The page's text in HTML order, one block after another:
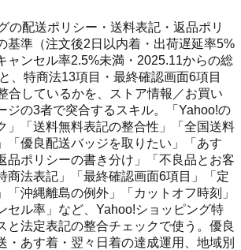
の配送ポリシー・送料表記・返品ポリ
基準（注文後2日以内着・出荷遅延率5%
ャンセル率2.5%未満・2025.11からの総
、特商法13項目・最終確認画面6項目
合しているかを、ストア情報／お買い
ジの3者で突合するスキル。「Yahoo!の
」「送料無料表記の整合性」「全国送料
「優良配送バッジを取りたい」「あす
品ポリシーの書き分け」「不良品とお客
商法表記」「最終確認画面6項目」「定
「沖縄離島の例外」「カットオフ時刻」
セル率」など、Yahoo!ショッピング特
と法定表記の整合チェックで使う。優良
・あす着・翌々日着の達成運用、地域別